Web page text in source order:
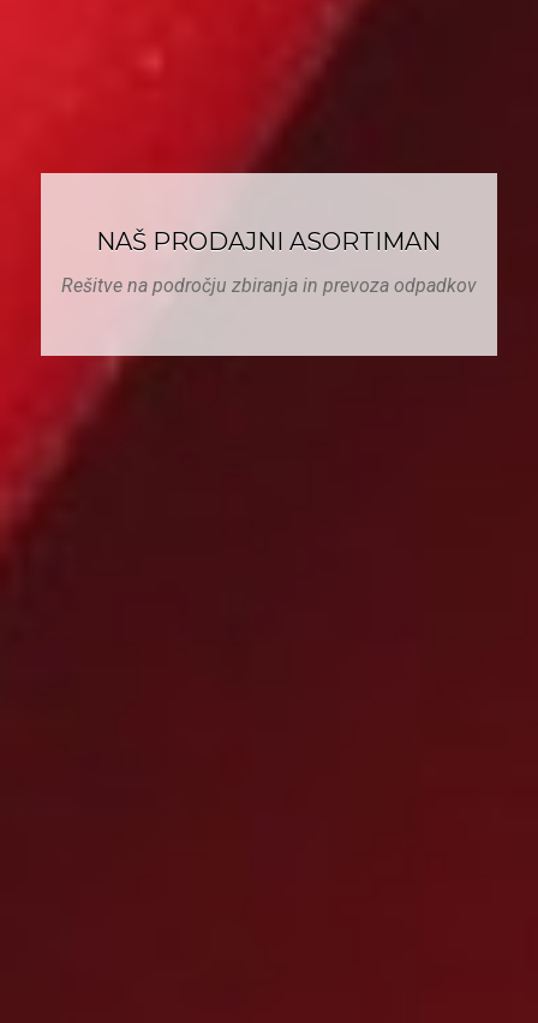
NAŠ PRODAJNI ASORTIMAN
Rešitve na področju zbiranja in prevoza odpadkov